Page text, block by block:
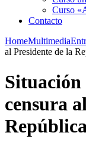
Curso
Contacto
HomeMultimedia
al Presidente de la
Situación
censura